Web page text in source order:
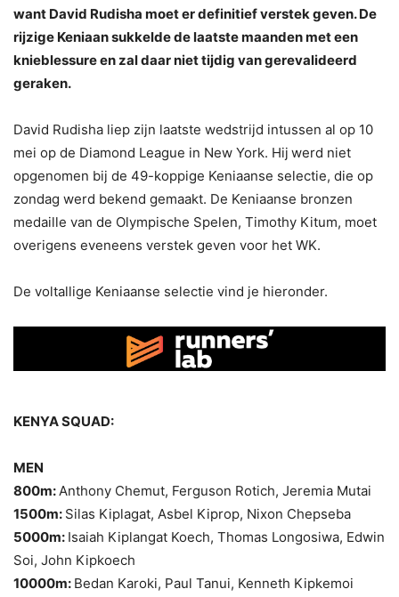
want David Rudisha moet er definitief verstek geven. De
rijzige Keniaan sukkelde de laatste maanden met een
knieblessure en zal daar niet tijdig van gerevalideerd
geraken.
David Rudisha liep zijn laatste wedstrijd intussen al op 10
mei op de Diamond League in New York. Hij werd niet
opgenomen bij de 49-koppige Keniaanse selectie, die op
zondag werd bekend gemaakt. De Keniaanse bronzen
medaille van de Olympische Spelen, Timothy Kitum, moet
overigens eveneens verstek geven voor het WK.
De voltallige Keniaanse selectie vind je hieronder.
KENYA SQUAD:
MEN
800m:Anthony Chemut, Ferguson Rotich, Jeremia Mutai
1500m: Silas Kiplagat, Asbel Kiprop, Nixon Chepseba
5000m: Isaiah Kiplangat Koech, Thomas Longosiwa, Edwin
Soi, John Kipkoech
10000m: Bedan Karoki, Paul Tanui, Kenneth Kipkemoi